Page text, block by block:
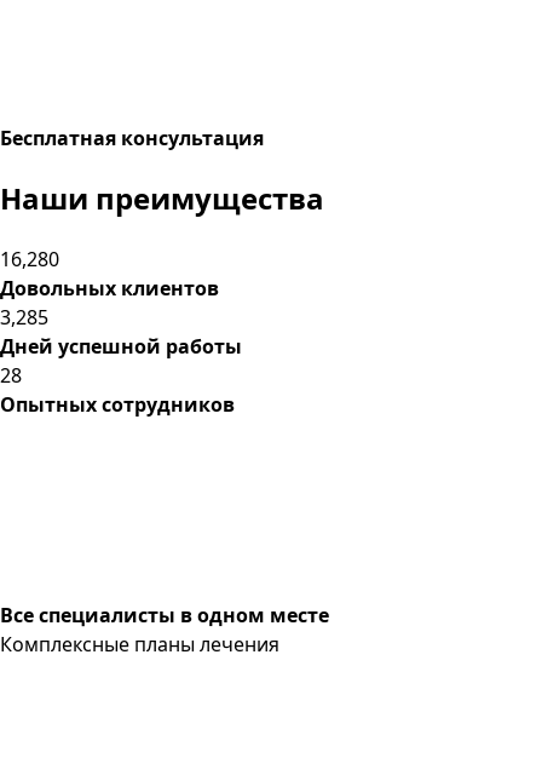
Бесплатная консультация
Наши преимущества
16,280
Довольных клиентов
3,285
Дней успешной работы
28
Опытных сотрудников
Все специалисты в одном месте
Комплексные планы лечения